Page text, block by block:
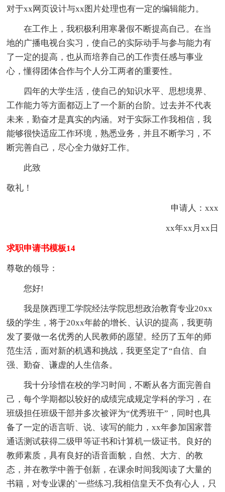
对于xx网页设计与xx图片处理也有一定的编辑能力。
在工作上，我积极利用寒暑假不断提高自己。在当
地的广播电视台实习，使自己的实际动手与参与能力有
了一定的提高，也从而培养自己的工作责任感与事业
心，懂得团体合作与个人分工两者的重要性。
四年的大学生活，使自己的知识水平、思想境界、
工作能力等方面都迈上了一个新的台阶。过去并不代表
未来，勤奋才是真实的内涵。对于实际工作我相信，我
能够很快适应工作环境，熟悉业务，并且不断学习，不
断完善自己，尽心全力做好工作。
此致
敬礼！
申请人：xxx
xx年xx月xx日
求职申请书模板14
尊敬的领导：
您好!
我是陕西理工学院经法学院思想政治教育专业20xx
级的学生，将于20xx年龄的增长、认识的提高，我更萌
发了要做一名优秀的人民教师的愿望。经历了五年的师
范生活，面对新的机遇和挑战，我更坚定了“自信、自
强、勤奋、谦虚的人生信条。
我十分珍惜在校的学习时间，不断从各方面完善自
己，每个学期都以较好的成绩完成规定学科的学习，在
班级担任班级干部并多次被评为“优秀班干”，同时也具
备了一定的语言听、说、读写的能力，xx年参加国家普
通话测试获得二级甲等证书和计算机一级证书。良好的
教师素质，具有良好的语音面貌，自然、大方、的教
态，并在教学中善于创新，在课余时间我阅读了大量的
书籍，对专业课的`一些练习,我相信皇天不负有心人，只